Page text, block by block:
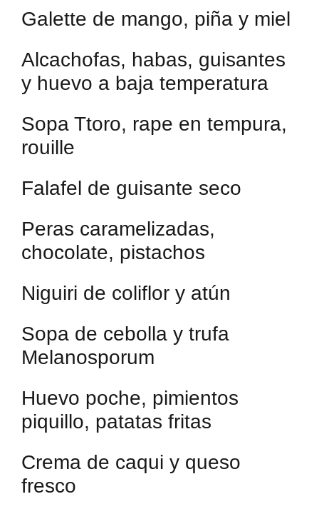
Galette de mango, piña y miel
Alcachofas, habas, guisantes
y huevo a baja temperatura
Sopa Ttoro, rape en tempura,
rouille
Falafel de guisante seco
Peras caramelizadas,
chocolate, pistachos
Niguiri de coliflor y atún
Sopa de cebolla y trufa
Melanosporum
Huevo poche, pimientos
piquillo, patatas fritas
Crema de caqui y queso
fresco